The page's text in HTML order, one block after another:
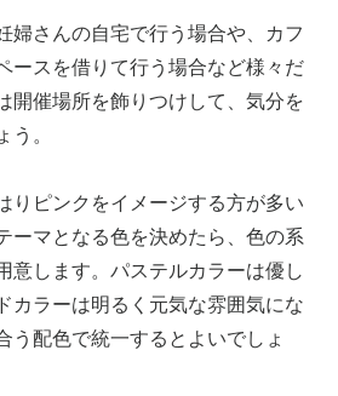
婦さんの自宅で行う場合や、カフ
ースを借りて行う場合など様々だ
開催場所を飾りつけして、気分を
う。
りピンクをイメージする方が多い
ーマとなる色を決めたら、色の系
意します。パステルカラーは優し
カラーは明るく元気な雰囲気にな
う配色で統一するとよいでしょ